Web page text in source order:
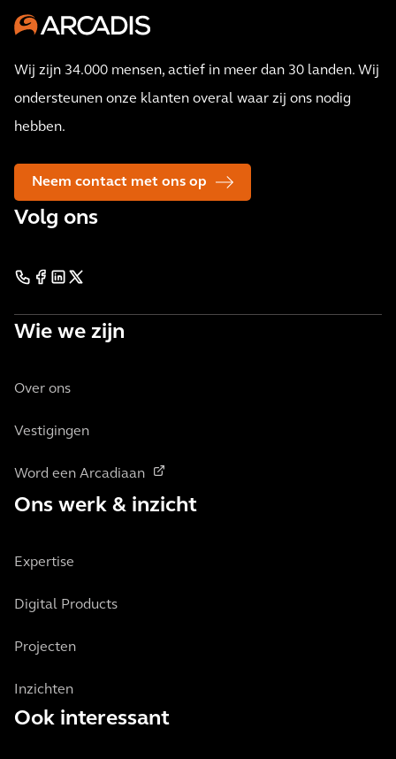
Wij zijn 34.000 mensen, actief in meer dan 30 landen. Wij
ondersteunen onze klanten overal waar zij ons nodig
hebben.
Neem contact met ons op
Volg ons
Wie we zijn
Over ons
Vestigingen
Word een Arcadiaan
Ons werk & inzicht
Expertise
Digital Products
Projecten
Inzichten
Ook interessant